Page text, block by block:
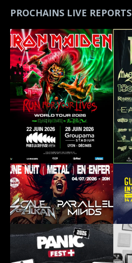
PROCHAINS LIVE REPORTS